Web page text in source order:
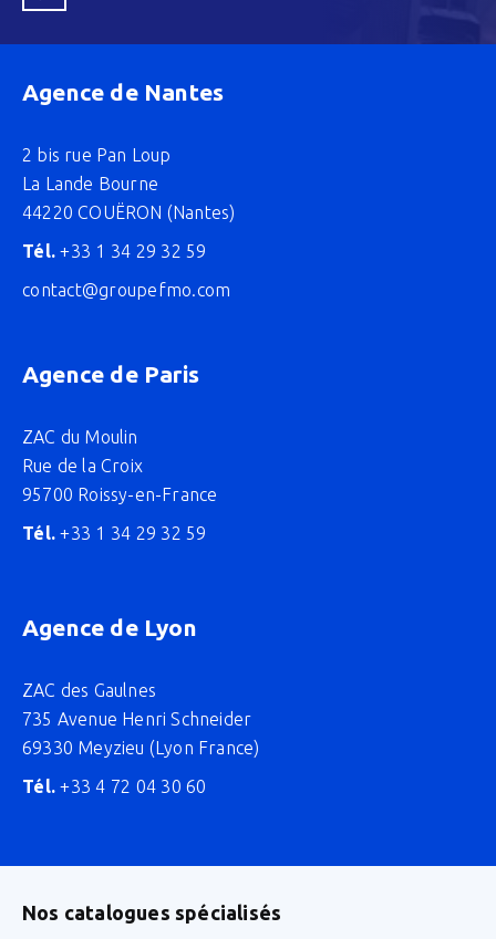
Agence de Nantes
2 bis rue Pan Loup
La Lande Bourne
44220 COUËRON (Nantes)
Tél. +33 1 34 29 32 59
contact@groupefmo.com
Agence de Paris
ZAC du Moulin
Rue de la Croix
95700 Roissy-en-France
Tél. +33 1 34 29 32 59
Agence de Lyon
ZAC des Gaulnes
735 Avenue Henri Schneider
69330 Meyzieu (Lyon France)
Tél. +33 4 72 04 30 60
Nos catalogues spécialisés